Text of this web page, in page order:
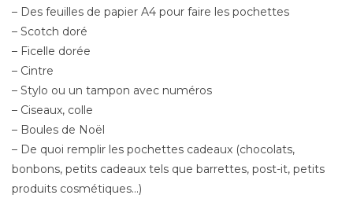
– Des feuilles de papier A4 pour faire les pochettes
– Scotch doré
– Ficelle dorée
– Cintre
– Stylo ou un tampon avec numéros
– Ciseaux, colle
– Boules de Noël
– De quoi remplir les pochettes cadeaux (chocolats,
bonbons, petits cadeaux tels que barrettes, post-it, petits
produits cosmétiques…)